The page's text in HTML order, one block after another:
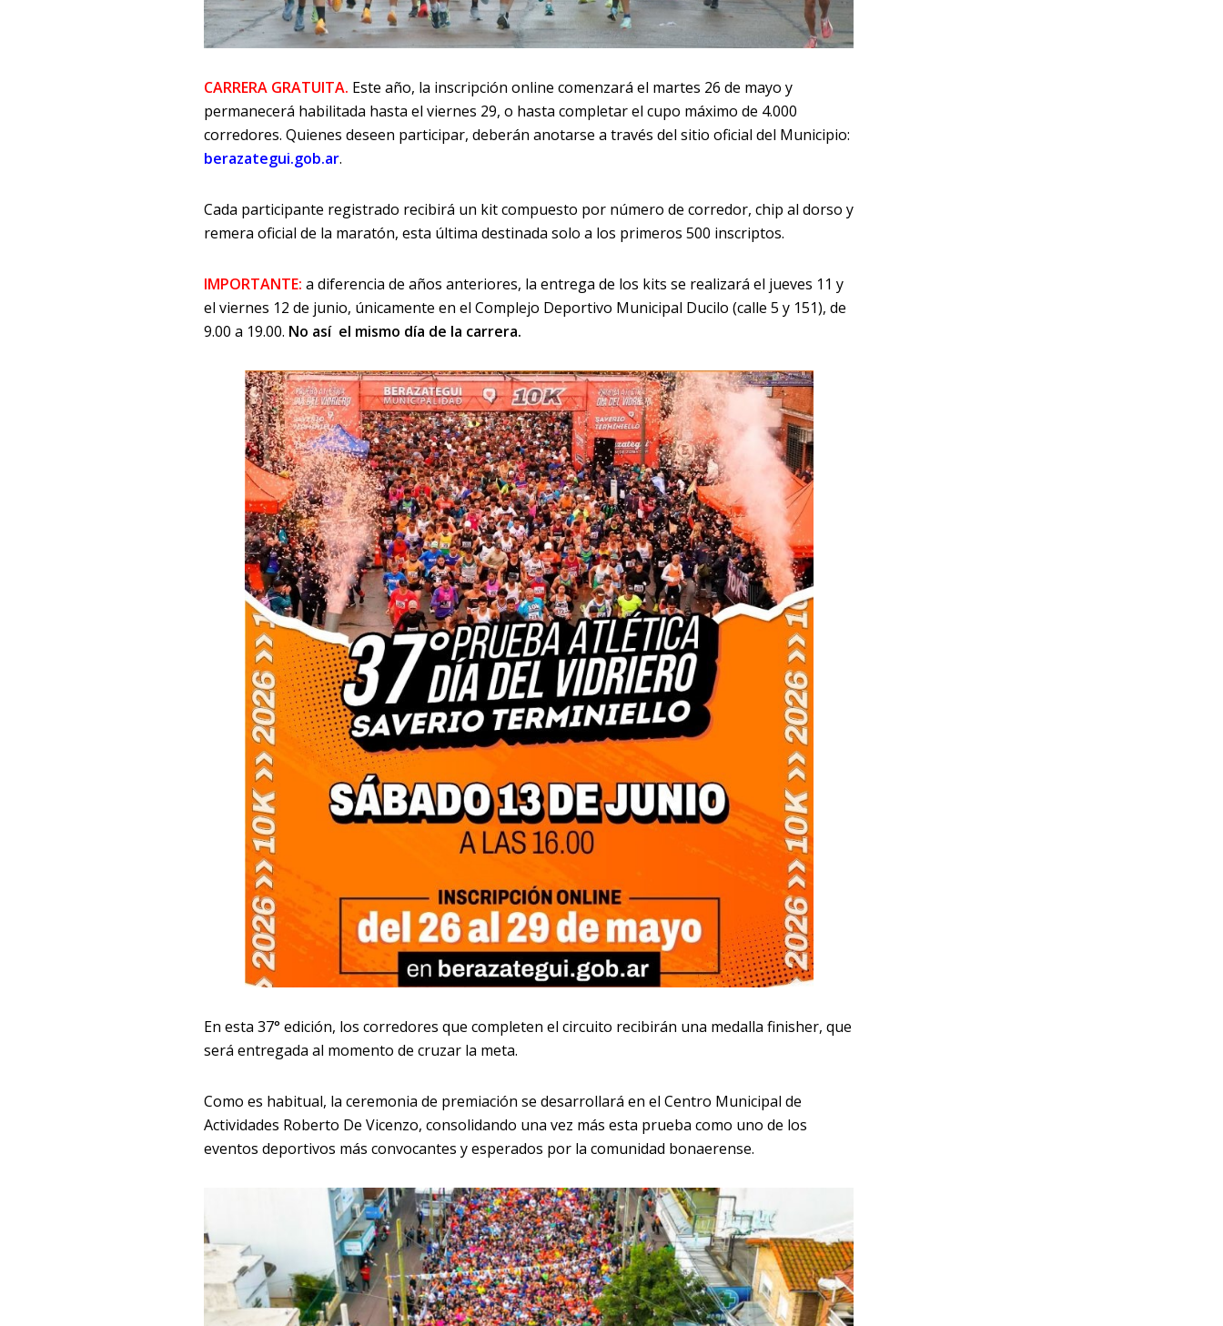
CARRERA GRATUITA. Este año, la inscripción online comenzará el martes 26 de mayo y
permanecerá habilitada hasta el viernes 29, o hasta completar el cupo máximo de 4.000
corredores. Quienes deseen participar, deberán anotarse a través del sitio oficial del Municipio:
berazategui.gob.ar.
Cada participante registrado recibirá un kit compuesto por número de corredor, chip al dorso y
remera oficial de la maratón, esta última destinada solo a los primeros 500 inscriptos.
IMPORTANTE: a diferencia de años anteriores, la entrega de los kits se realizará el jueves 11 y
el viernes 12 de junio, únicamente en el Complejo Deportivo Municipal Ducilo (calle 5 y 151), de
9.00 a 19.00. No así el mismo día de la carrera.
En esta 37° edición, los corredores que completen el circuito recibirán una medalla finisher, que
será entregada al momento de cruzar la meta.
Como es habitual, la ceremonia de premiación se desarrollará en el Centro Municipal de
Actividades Roberto De Vicenzo, consolidando una vez más esta prueba como uno de los
eventos deportivos más convocantes y esperados por la comunidad bonaerense.